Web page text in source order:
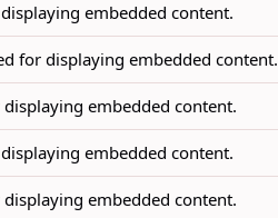
embedded content.
for displaying embedded content.
embedded content.
embedded content.
embedded content.